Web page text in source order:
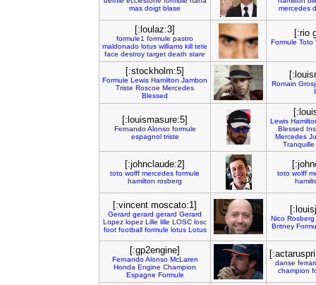
mas doigt blase
mercedes
[:loulaz:3]
formule1 formule pastro
maldonado lotus williams kill tete
face destroy target death stare
[:rio
Formule Toto
[:stockholm:5]
Formule Lewis Hamilton Jambon
Triste Roscoe Mercedes
Blessed
Romain
[:louismasure:5]
Fernando Alonso formule
espagnol triste
Lewis
Blessed
Mercedes
Tranquille
[:johnclaude:2]
toto wolff mercedes formule
hamilton rosberg
toto wolff
[:vincent moscato:1]
Gerard gerard gerard Gerard
Lopez lopez Lille lille LOSC losc
foot football formule lotus Lotus
Nico Rosberg
Britney
[:gp2engine]
Fernando Alonso McLaren
Honda Engine Champion
Espagne Formule
danse ferrari
champion